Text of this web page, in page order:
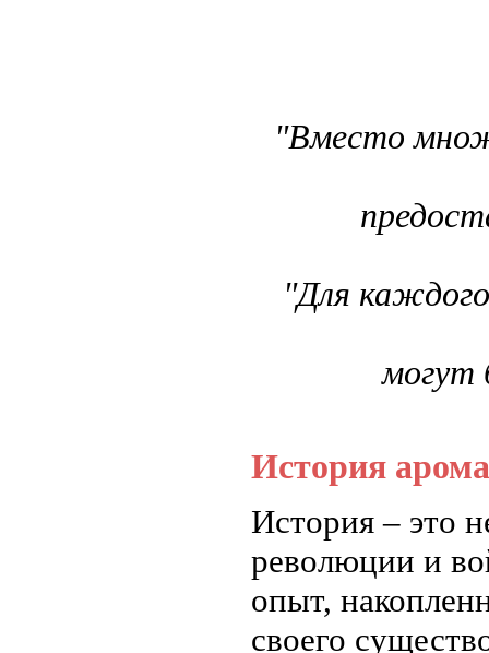
"Вместо
"Для
могут
История
История – это
революции и
опыт,
своего